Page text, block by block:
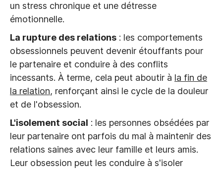
un stress chronique et une détresse
émotionnelle.
La rupture des relations : les comportements
obsessionnels peuvent devenir étouffants pour
le partenaire et conduire à des conflits
incessants. À terme, cela peut aboutir à la fin de
la relation, renforçant ainsi le cycle de la douleur
et de l'obsession.
L'isolement social : les personnes obsédées par
leur partenaire ont parfois du mal à maintenir des
relations saines avec leur famille et leurs amis.
Leur obsession peut les conduire à s'isoler